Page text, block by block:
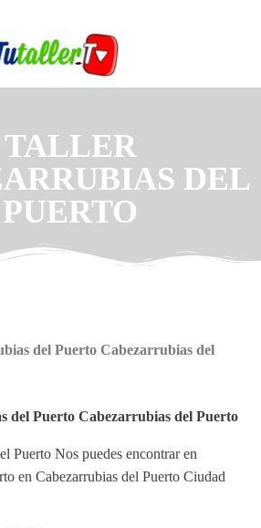
TALLER
DEL
PUERTO
del Puerto Cabezarrubias del
del Puerto Cabezarrubias del Puerto
Puerto Nos puedes encontrar en
en Cabezarrubias del Puerto Ciudad